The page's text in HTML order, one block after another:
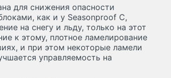
для снижения опасности
как и у Seasonproof C,
на снегу и льду, только на этот
к этому, плотное ламелирование
и при этом некоторые ламели
управляемость на